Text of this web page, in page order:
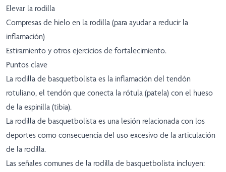
Elevar la rodilla
Compresas de hielo en la rodilla (para ayudar a reducir la
inflamación)
Estiramiento y otros ejercicios de fortalecimiento.
Puntos clave
La rodilla de basquetbolista es la inflamación del tendón
rotuliano, el tendón que conecta la rótula (patela) con el hueso
de la espinilla (tibia).
La rodilla de basquetbolista es una lesión relacionada con los
deportes como consecuencia del uso excesivo de la articulación
de la rodilla.
Las señales comunes de la rodilla de basquetbolista incluyen: